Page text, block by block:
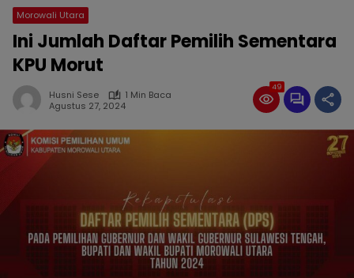
Morowali Utara
Ini Jumlah Daftar Pemilih Sementara
KPU Morut
Husni Sese
1 Min Baca
Agustus 27, 2024
49